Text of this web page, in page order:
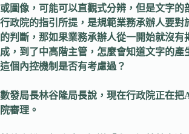
或圖像，可能可以直觀式分辨，但是文字的
行政院的指引所提，是規範業務承辦人要對
的判斷，那如果業務承辦人從一開始就沒有
成，到了中高階主管，怎麼會知道文字的產
這個內控機制是否有考慮過？
數發局長林谷隆局長說，現在行政院正在把
院審理。